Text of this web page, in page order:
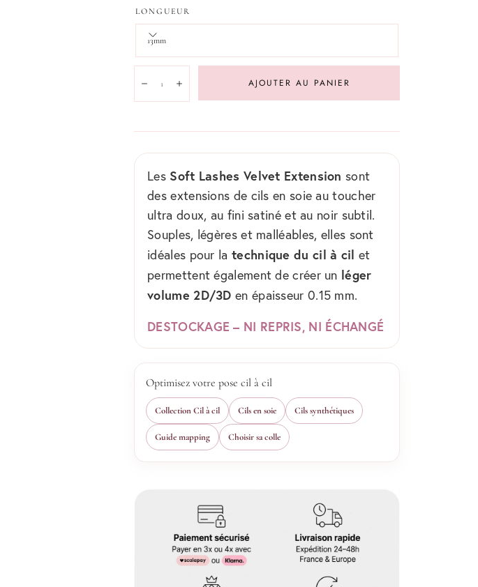
LONGUEUR
13mm
DiminuerAugmenter AJOUTER AU PANIER
Les Soft Lashes Velvet Extension sont
des extensions de cils en soie au toucher
ultra doux, au fini satiné et au noir subtil.
Souples, légères et malléables, elles sont
idéales pour la technique du cil à cil et
permettent également de créer un léger
volume 2D/3D en épaisseur 0.15 mm.
DESTOCKAGE – NI REPRIS, NI ÉCHANGÉ
Optimisez votre pose cil à cil
Collection Cil à cil Cils en soie Cils synthétiques
Guide mapping Choisir sa colle